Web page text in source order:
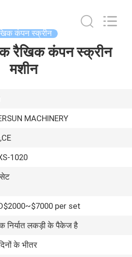
कंपन स्क्रीन
रैखिक कंपन स्क्रीन
मशीन
MACHINERY
1020
per set
निर्यात लकड़ी के पैकेज है
के भीतर